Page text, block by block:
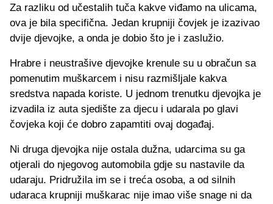
Za razliku od učestalih tuča kakve viđamo na ulicama,
ova je bila specifična. Jedan krupniji čovjek je izazivao
dvije djevojke, a onda je dobio što je i zaslužio.
Hrabre i neustrašive djevojke krenule su u obračun sa
pomenutim muškarcem i nisu razmišljale kakva
sredstva napada koriste. U jednom trenutku djevojka je
izvadila iz auta sjedište za djecu i udarala po glavi
čovjeka koji će dobro zapamtiti ovaj događaj.
Ni druga djevojka nije ostala dužna, udarcima su ga
otjerali do njegovog automobila gdje su nastavile da
udaraju. Pridružila im se i treća osoba, a od silnih
udaraca krupniji muškarac nije imao više snage ni da